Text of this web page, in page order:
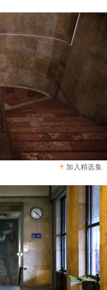
加入精选集